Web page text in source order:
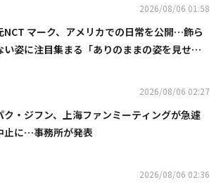
2026/08/06 01:58
NCT マーク、アメリカでの日常を公開…飾ら
い姿に注目集まる「ありのままの姿を見せた
2026/08/06 02:27
ク・ジフン、上海ファンミーティングが急遽
止に…事務所が発表
2026/08/06 02:36